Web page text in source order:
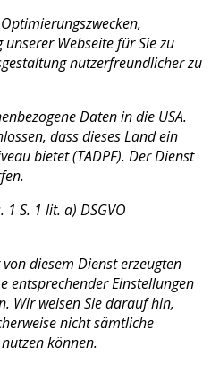
Webseite für Sie zu
nutzerfreundlicher zu
Daten in die USA.
dass dieses Land ein
bietet (TADPF). Der Dienst
S. 1 lit. a) DSGVO
diesem Dienst erzeugten
entsprechender Einstellungen
Wir weisen Sie darauf hin,
nicht sämtliche
können.